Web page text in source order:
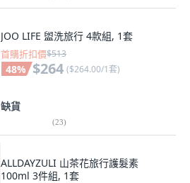
JOO LIFE 盥洗旅行 4款組, 1套
首購折扣價$513
48% $264 ($264.00/1套)
缺貨
(23)
ALLDAYZULI 山茶花旅行護髮素
100ml 3件組, 1套